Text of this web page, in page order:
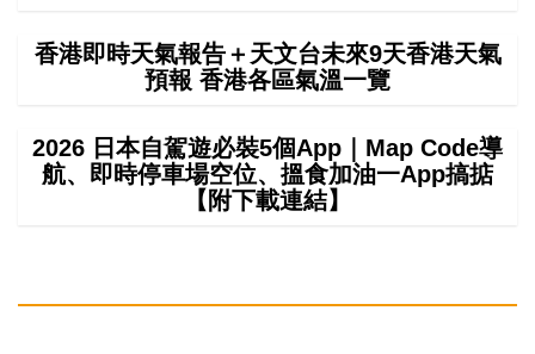
香港即時天氣報告＋天文台未來9天香港天氣
預報 香港各區氣溫一覽
2026 日本自駕遊必裝5個App｜Map Code導
航、即時停車場空位、搵食加油一App搞掂
【附下載連結】